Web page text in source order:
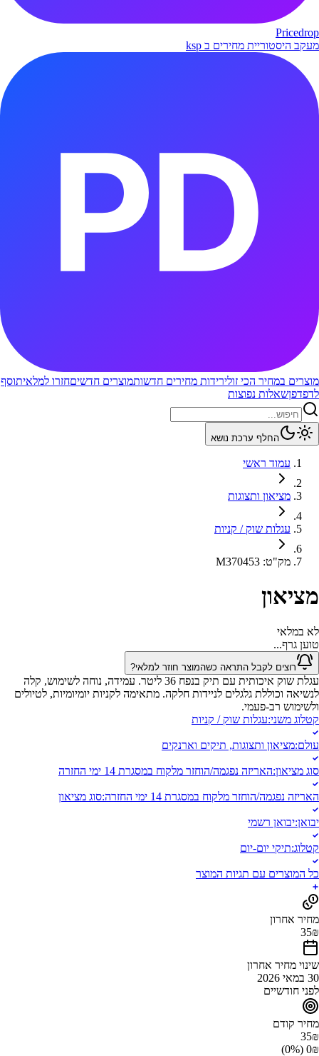
Pricedrop
מעקב היסטוריית מחירים ב ksp
מוצרים במחיר הכי זולירידות מחירים חדשותמוצרים חדשיםחזרו למלאיתוסף
לדפדפןשאלות נפוצות
החלף ערכת נושא
עמוד ראשי
מציאון ותצוגות
עגלות שוק / קניות
מק"ט:
M370453
מציאון
לא במלאי
טוען גרף...
רוצים לקבל התראה כשהמוצר חוזר למלאי?
עגלת שוק איכותית עם תיק בנפח 36 ליטר. עמידה, נוחה לשימוש, קלה
לנשיאה וכוללת גלגלים לניידות חלקה. מתאימה לקניות יומיומיות, לטיולים
ולשימוש רב-פעמי.
קטלוג משני:עגלות שוק / קניות
עולם:מציאון ותצוגות, תיקים וארנקים
סוג מציאון:האריזה נפגמה/הוחזר מלקוח במסגרת 14 ימי החזרה
האריזה נפגמה/הוחזר מלקוח במסגרת 14 ימי החזרה :סוג מציאון
יבואן:יבואן רשמי
קטלוג:תיקי יום-יום
כל המוצרים עם תגיות המוצר
מחיר אחרון
35₪
שינוי מחיר אחרון
30 במאי 2026
לפני חודשיים
מחיר קודם
35₪
0₪ (0%)